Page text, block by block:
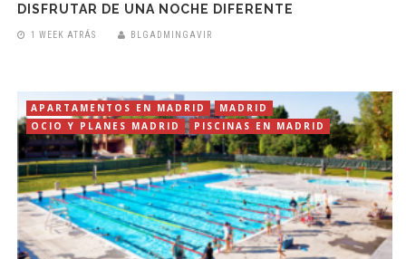
DISFRUTAR DE UNA NOCHE DIFERENTE
1 WEEK ATRÁS BLGADMINGAVIR
APARTAMENTOS EN MADRID
MADRID
OCIO Y PLANES MADRID
PISCINAS EN MADRID